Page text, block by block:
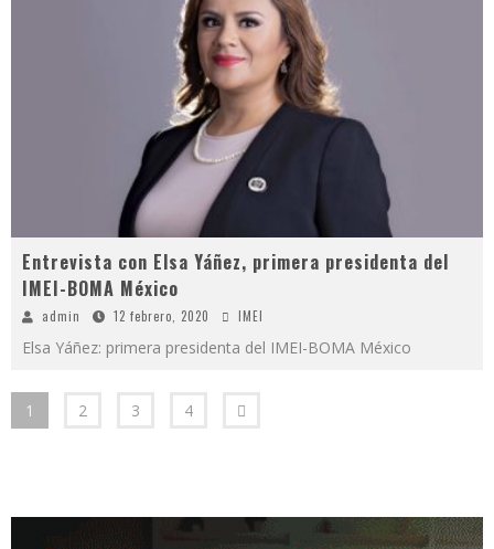
Entrevista con Elsa Yáñez, primera presidenta del
IMEI-BOMA México
admin 12 febrero, 2020 IMEI
Elsa Yáñez: primera presidenta del IMEI-BOMA México
1 2 3 4